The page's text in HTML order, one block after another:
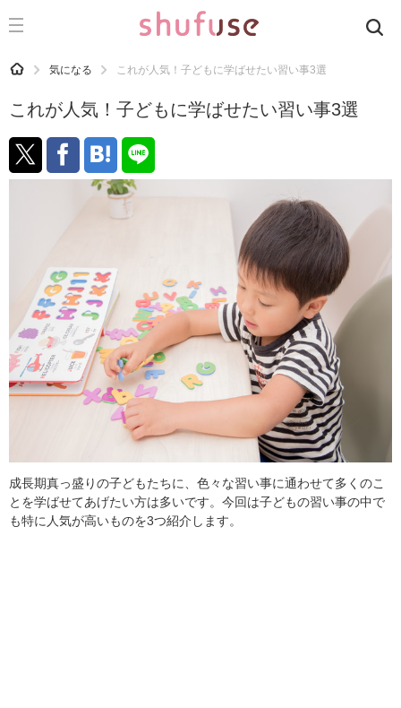
CATEGORY 記事カテゴリ
洗濯
生活の知恵
マナー
趣味
食材辞典
おすすめ
HOME 気になる これが人気！子どもに学ばせたい習い事3選
これが人気！子どもに学ばせたい習い事3選
成長期真っ盛りの子どもたちに、色々な習い事に通わせて多くのこ
とを学ばせてあげたい方は多いです。今回は子どもの習い事の中で
も特に人気が高いものを3つ紹介します。